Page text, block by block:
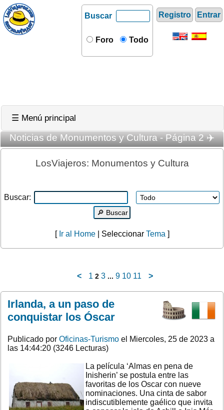
Registro Entrar
Buscar
Foro Todo
☰ Menú principal
Noticias de Monumentos y Cultura - Página 2 ✈️
LosViajeros: Monumentos y Cultura
Buscar:
[ Ir al Home| SeleccionarTema ]
< 1 2 3 ...9 10 11 >
Irlanda, a un paso de
conquistar los Óscar
Publicado por Oficinas-Turismo el Miercoles, 25 de 2023 a
las 14:44:20 (3246 Lecturas)
La película ‘Almas en pena de
Inisherin’ se postula entre las
favoritas de los Oscar con nueve
nominaciones. Una cinta de sabor
indiscutiblemente gaélico que invita